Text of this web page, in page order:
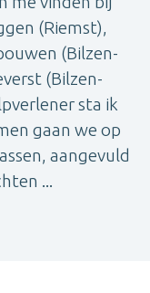
(Riemst),
(Bilzen-
(Bilzen-
sta ik
gaan we op
aangevuld
...